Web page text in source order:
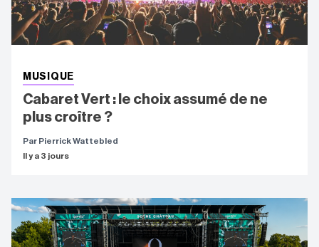
MUSIQUE
Cabaret Vert : le choix assumé de ne
plus croître ?
Par Pierrick Wattebled
Il y a 3 jours